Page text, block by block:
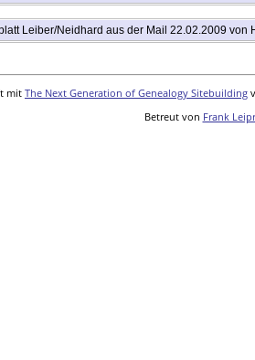
Leiber/Neidhard aus der Mail 22.02.2009 von
mitThe Next Generation of Genealogy Sitebuilding
Betreut von Frank